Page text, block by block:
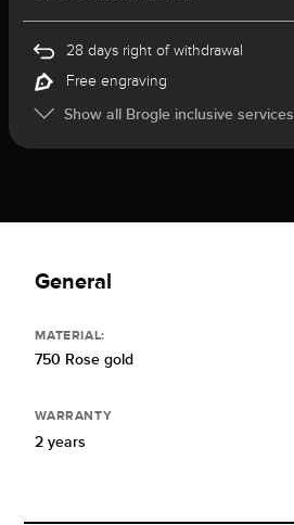
28 days right of withdrawal
Free engraving
Show all Brogle inclusive services
General
MATERIAL:
750 Rose gold
WARRANTY
2 years